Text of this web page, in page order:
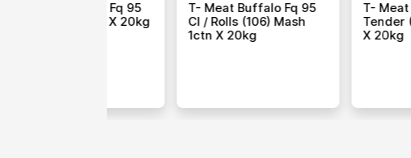
T- Meat Buffalo Chuck
Tender (64) Aldua 1ctn
T- Meat Buffalo
Silverside / Daging
Gandik (44) Rustam